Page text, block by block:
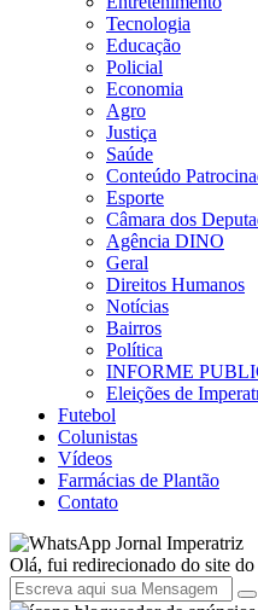
Tecnologia
Educação
Policial
Economia
Agro
Justiça
Saúde
Conteúdo
Esporte
Câmara dos
Agência DINO
Geral
Direitos Humanos
Notícias
Bairros
Política
INFORME
Eleições de
Futebol
Colunistas
Vídeos
Farmácias de Plantão
Contato
Jornal Imperatriz
Olá, fui redirecionado do site